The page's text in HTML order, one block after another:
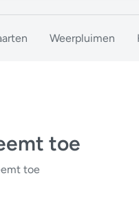
Weerpluimen
toe
toe